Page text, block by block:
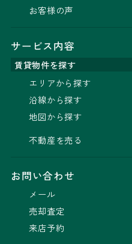
お客様の声
サービス内容
賃貸物件を探す
エリアから探す
沿線から探す
地図から探す
不動産を売る
お問い合わせ
メール
売却査定
来店予約